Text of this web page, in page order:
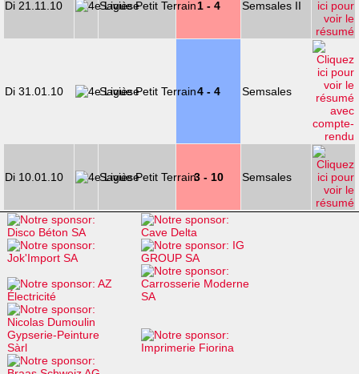
Di 21.11.10 Savièse 1 - 4 Semsales II
Di 31.01.10 Savièse 4 - 4 Semsales
Di 10.01.10 Savièse 3 - 10 Semsales